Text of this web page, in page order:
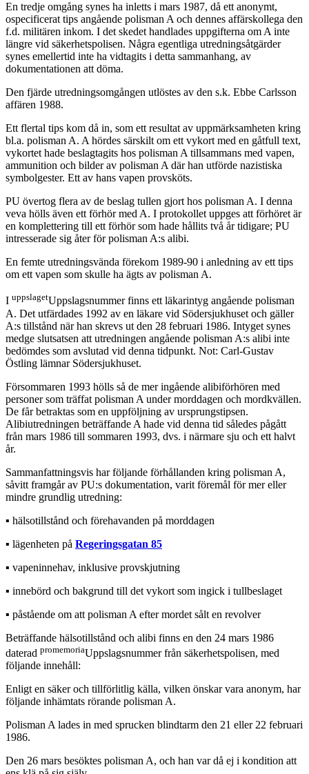
En tredje omgång synes ha inletts i mars 1987, då ett anonymt,
ospecificerat tips angående polisman A och dennes affärskollega den
f.d. militären inkom. I det skedet handlades uppgifterna om A inte
längre vid säkerhetspolisen. Några egentliga utredningsåtgärder
synes emellertid inte ha vidtagits i detta sammanhang, av
dokumentationen att döma.
Den fjärde utredningsomgången utlöstes av den s.k. Ebbe Carlsson
affären 1988.
Ett flertal tips kom då in, som ett resultat av uppmärksamheten kring
bl.a. polisman A. A hördes särskilt om ett vykort med en gåtfull text,
vykortet hade beslagtagits hos polisman A tillsammans med vapen,
ammunition och bilder av polisman A där han utförde nazistiska
symbolgester. Ett av hans vapen provsköts.
PU övertog flera av de beslag tullen gjort hos polisman A. I denna
veva hölls även ett förhör med A. I protokollet uppges att förhöret är
en komplettering till ett förhör som hade hållits två år tidigare; PU
intresserade sig åter för polisman A:s alibi.
En femte utredningsvända förekom 1989-90 i anledning av ett tips
om ett vapen som skulle ha ägts av polisman A.
I uppslagetUppslagsnummer finns ett läkarintyg angående polisman
A. Det utfärdades 1992 av en läkare vid Södersjukhuset och gäller
A:s tillstånd när han skrevs ut den 28 februari 1986. Intyget synes
medge slutsatsen att utredningen angående polisman A:s alibi inte
bedömdes som avslutad vid denna tidpunkt. Not: Carl-Gustav
Östling lämnar Södersjukhuset.
Försommaren 1993 hölls så de mer ingående alibiförhören med
personer som träffat polisman A under morddagen och mordkvällen.
De får betraktas som en uppföljning av ursprungstipsen.
Alibiutredningen beträffande A hade vid denna tid således pågått
från mars 1986 till sommaren 1993, dvs. i närmare sju och ett halvt
år.
Sammanfattningsvis har följande förhållanden kring polisman A,
såvitt framgår av PU:s dokumentation, varit föremål för mer eller
mindre grundlig utredning:
▪︎ hälsotillstånd och förehavanden på morddagen
▪︎ lägenheten på Regeringsgatan 85
▪︎ vapeninnehav, inklusive provskjutning
▪︎ innebörd och bakgrund till det vykort som ingick i tullbeslaget
▪︎ påstående om att polisman A efter mordet sålt en revolver
Beträffande hälsotillstånd och alibi finns en den 24 mars 1986
daterad promemoriaUppslagsnummer från säkerhetspolisen, med
följande innehåll:
Enligt en säker och tillförlitlig källa, vilken önskar vara anonym, har
följande inhämtats rörande polisman A.
Polisman A lades in med sprucken blindtarm den 21 eller 22 februari
1986.
Den 26 mars besöktes polisman A, och han var då ej i kondition att